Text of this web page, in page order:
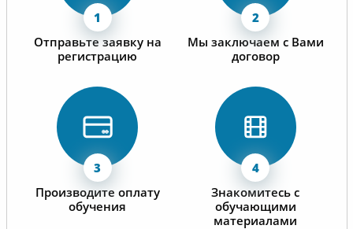
Отправьте заявку на
регистрацию
Мы заключаем с Вами
договор
Производите оплату
обучения
Знакомитесь с
обучающими
материалами